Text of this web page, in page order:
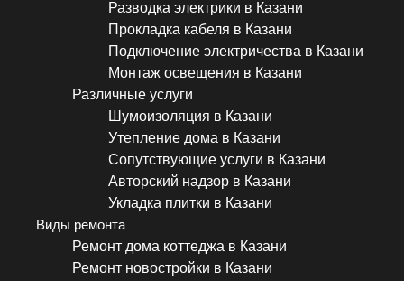
Разводка электрики в Казани
Прокладка кабеля в Казани
Подключение электричества в Казани
Монтаж освещения в Казани
Различные услуги
Шумоизоляция в Казани
Утепление дома в Казани
Сопутствующие услуги в Казани
Авторский надзор в Казани
Укладка плитки в Казани
Виды ремонта
Ремонт дома коттеджа в Казани
Ремонт новостройки в Казани